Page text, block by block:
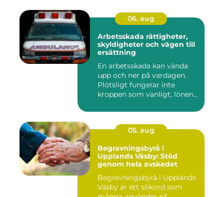
06. aug
Arbetsskada rättigheter,
skyldigheter och vägen till
ersättning
En arbetsskada kan vända
upp och ner på vardagen.
Plötsligt fungerar inte
kroppen som vanligt, lönen...
05. aug
Begravningsbyrå i
Upplands Väsby: Stöd
genom hela avskedet
Begravningsbyrå i Upplands
Väsby är ett sökord som